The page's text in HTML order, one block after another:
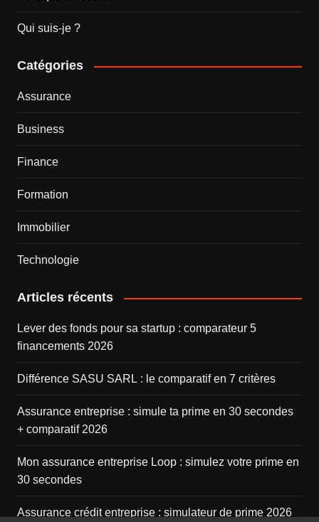
Qui suis-je ?
Catégories
Assurance
Business
Finance
Formation
Immobilier
Technologie
Articles récents
Lever des fonds pour sa startup : comparateur 5
financements 2026
Différence SASU SARL : le comparatif en 7 critères
Assurance entreprise : simule ta prime en 30 secondes
+ comparatif 2026
Mon assurance entreprise Loop : simulez votre prime en
30 secondes
Assurance crédit entreprise : simulateur de prime 2026